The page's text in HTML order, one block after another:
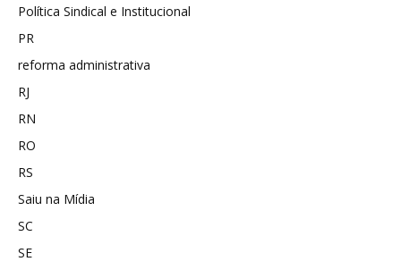
Política Sindical e Institucional
PR
reforma administrativa
RJ
RN
RO
RS
Saiu na Mídia
SC
SE